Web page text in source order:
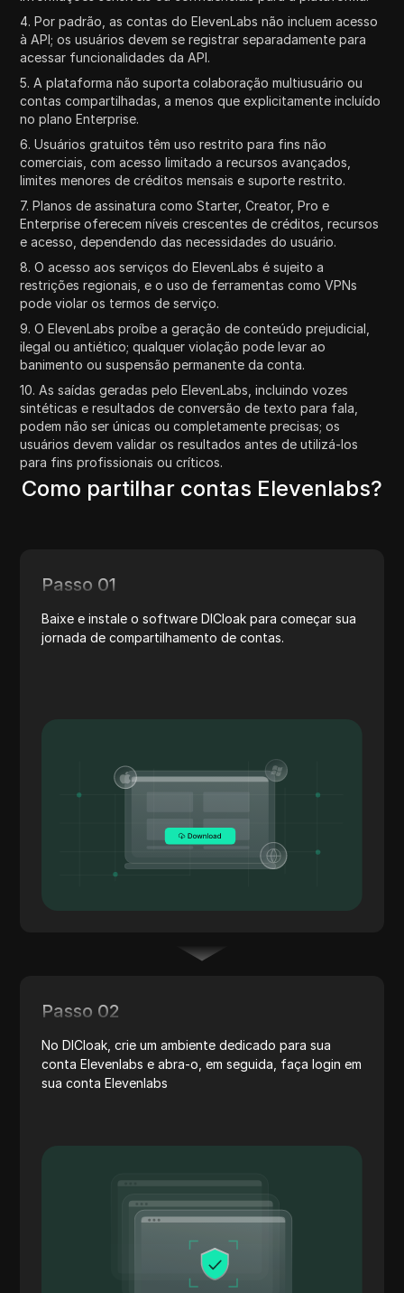
4. Por padrão, as contas do ElevenLabs não incluem acesso
à API; os usuários devem se registrar separadamente para
acessar funcionalidades da API.
5. A plataforma não suporta colaboração multiusuário ou
contas compartilhadas, a menos que explicitamente incluído
no plano Enterprise.
6. Usuários gratuitos têm uso restrito para fins não
comerciais, com acesso limitado a recursos avançados,
limites menores de créditos mensais e suporte restrito.
7. Planos de assinatura como Starter, Creator, Pro e
Enterprise oferecem níveis crescentes de créditos, recursos
e acesso, dependendo das necessidades do usuário.
8. O acesso aos serviços do ElevenLabs é sujeito a
restrições regionais, e o uso de ferramentas como VPNs
pode violar os termos de serviço.
9. O ElevenLabs proíbe a geração de conteúdo prejudicial,
ilegal ou antiético; qualquer violação pode levar ao
banimento ou suspensão permanente da conta.
10. As saídas geradas pelo ElevenLabs, incluindo vozes
sintéticas e resultados de conversão de texto para fala,
podem não ser únicas ou completamente precisas; os
usuários devem validar os resultados antes de utilizá-los
para fins profissionais ou críticos.
Como partilhar contas Elevenlabs?
Passo 01
Baixe e instale o software DICloak para começar sua
jornada de compartilhamento de contas.
Passo 02
No DICloak, crie um ambiente dedicado para sua
conta Elevenlabs e abra-o, em seguida, faça login em
sua conta Elevenlabs